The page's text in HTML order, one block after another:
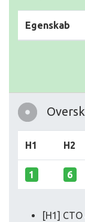
Egenskab
H1 H2
1 6
[H1] СТО